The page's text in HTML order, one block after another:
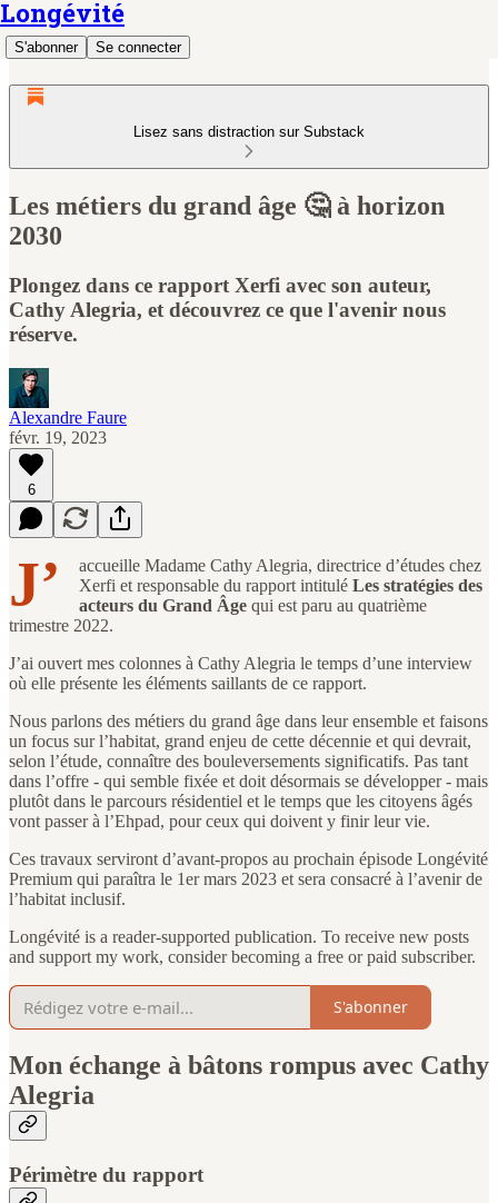
Longévité
S'abonner Se connecter
Lisez sans distraction sur Substack
Les métiers du grand âge 🤔 à horizon
2030
Plongez dans ce rapport Xerfi avec son auteur,
Cathy Alegria, et découvrez ce que l'avenir nous
réserve.
Alexandre Faure
févr. 19, 2023
6
J’
accueille Madame Cathy Alegria, directrice d’études chez
Xerfi et responsable du rapport intitulé Les stratégies des
acteurs du Grand Âge qui est paru au quatrième
trimestre 2022.
J’ai ouvert mes colonnes à Cathy Alegria le temps d’une interview
où elle présente les éléments saillants de ce rapport.
Nous parlons des métiers du grand âge dans leur ensemble et faisons
un focus sur l’habitat, grand enjeu de cette décennie et qui devrait,
selon l’étude, connaître des bouleversements significatifs. Pas tant
dans l’offre - qui semble fixée et doit désormais se développer - mais
plutôt dans le parcours résidentiel et le temps que les citoyens âgés
vont passer à l’Ehpad, pour ceux qui doivent y finir leur vie.
Ces travaux serviront d’avant-propos au prochain épisode Longévité
Premium qui paraîtra le 1er mars 2023 et sera consacré à l’avenir de
l’habitat inclusif.
Longévité is a reader-supported publication. To receive new posts
and support my work, consider becoming a free or paid subscriber.
S'abonner
Mon échange à bâtons rompus avec Cathy
Alegria
Périmètre du rapport